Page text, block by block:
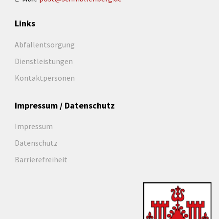
Links
Abfallentsorgung
Dienstleistungen
Kontaktpersonen
Impressum / Datenschutz
Impressum
Datenschutz
Barrierefreiheit